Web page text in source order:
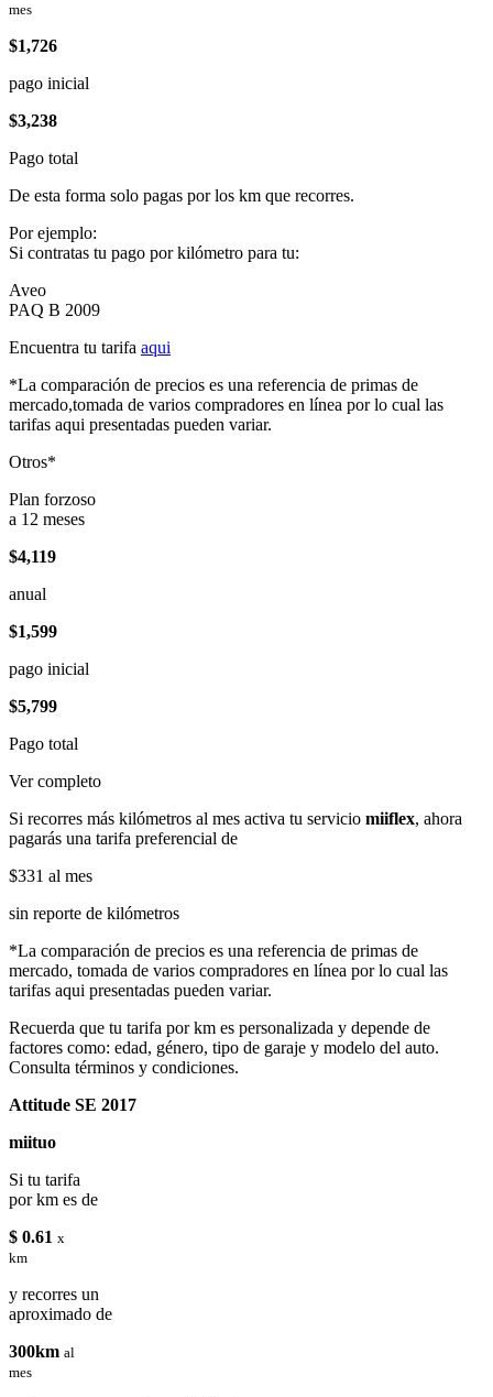
mes
$1,726
pago inicial
$3,238
Pago total
De esta forma solo pagas por los km que recorres.
Por ejemplo:
Si contratas tu pago por kilómetro para tu:
Aveo
PAQ B 2009
Encuentra tu tarifa aqui
*La comparación de precios es una referencia de primas de
mercado,tomada de varios compradores en línea por lo cual las
tarifas aqui presentadas pueden variar.
Otros*
Plan forzoso
a 12 meses
$4,119
anual
$1,599
pago inicial
$5,799
Pago total
Ver completo
Si recorres más kilómetros al mes activa tu servicio miiflex, ahora
pagarás una tarifa preferencial de
$331 al mes
sin reporte de kilómetros
*La comparación de precios es una referencia de primas de
mercado, tomada de varios compradores en línea por lo cual las
tarifas aqui presentadas pueden variar.
Recuerda que tu tarifa por km es personalizada y depende de
factores como: edad, género, tipo de garaje y modelo del auto.
Consulta términos y condiciones.
Attitude SE 2017
miituo
Si tu tarifa
por km es de
$ 0.61 x
km
y recorres un
aproximado de
300km al
mes